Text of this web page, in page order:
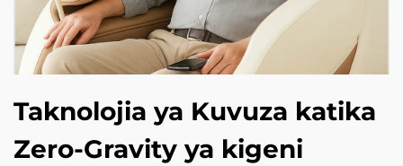
Taknolojia ya Kuvuza katika
Zero-Gravity ya kigeni